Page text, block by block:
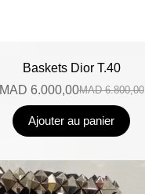
Baskets Dior T.40
MAD6.800,00
MAD 6.000,00
Ajouter au panier